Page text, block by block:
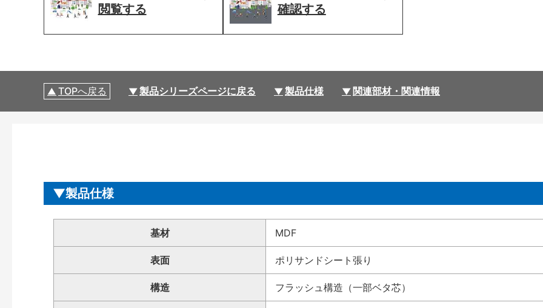
閲覧する
確認する
TOPへ戻る 製品シリーズページに戻る 製品仕様 関連部材・関連情報
製品仕様
基材 MDF
表面 ポリサンドシート張り
構造 フラッシュ構造（一部ベタ芯）